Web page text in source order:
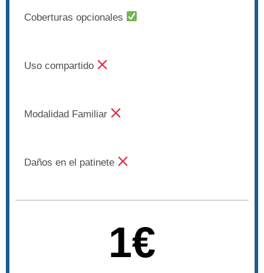
Coberturas opcionales
Uso compartido
Modalidad Familiar
Daños en el patinete
1€